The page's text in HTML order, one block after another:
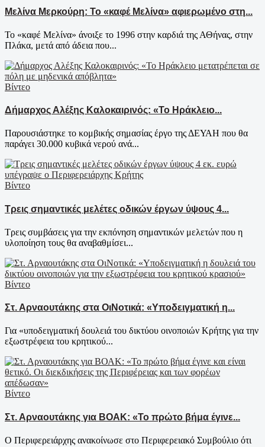
Μελίνα Μερκούρη: Το «καφέ Μελίνα» αφιερωμένο στη...
Το «καφέ Μελίνα» άνοιξε το 1996 στην καρδιά της ΑΘήνας, στην
Πλάκα, μετά από άδεια που...
Βίντεο
Δήμαρχος Αλέξης Καλοκαιρινός: «Το Ηράκλειο...
Παρουσιάστηκε το κομβικής σημασίας έργο της ΔΕΥΑΗ που θα
παράγει 30.000 κυβικά νερού ανά...
Βίντεο
Τρεις σημαντικές μελέτες οδικών έργων ύψους 4...
Τρεις συμβάσεις για την εκπόνηση σημαντικών μελετών που η
υλοποίηση τους θα αναβαθμίσει...
Βίντεο
Στ. Αρναουτάκης στα ΟιΝοτικά: «Υποδειγματική η...
Για «υποδειγματική δουλειά του δικτύου οινοποιών Κρήτης για την
εξωστρέφεια του κρητικού...
Βίντεο
Στ. Αρναουτάκης για ΒΟΑΚ: «Το πρώτο βήμα έγινε...
Ο Περιφερειάρχης ανακοίνωσε στο Περιφερειακό Συμβούλιο ότι